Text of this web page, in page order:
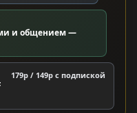
и общением —
179р / 149р c подпиской